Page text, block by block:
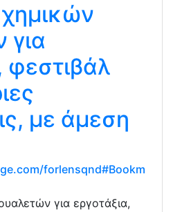
για
φεστιβάλ
με άμεση
forlensqnd#Bookm
για εργοτάξια,